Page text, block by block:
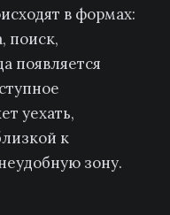
в формах:
поиск,
появляется
уехать,
к
зону.